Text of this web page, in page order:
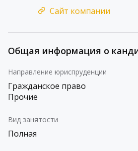
Сайт компании
Общая информация о
Направление юриспруденции
Гражданское право
Прочие
Вид занятости
Полная